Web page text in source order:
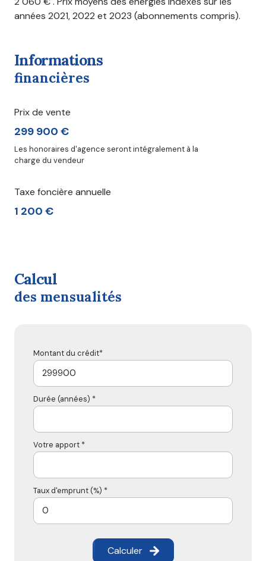
années 2021, 2022 et 2023 (abonnements compris).
informations
financières
Prix de vente
299 900 €
Les honoraires d'agence seront intégralement à la
charge du vendeur
Taxe foncière annuelle
1 200 €
calcul
des mensualités
Montant du crédit*
Durée (années) *
Votre apport *
Taux d'emprunt (%) *
Calculer